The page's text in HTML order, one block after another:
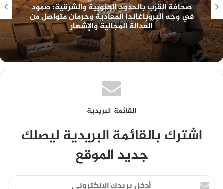
صحافة القرب بالحدود الجنوبية والشرقية: صمود
في وجه البروباغاندا المعادية وحرمان متواصل من
العدالة المجالية والإشهار
القائمة البريدية
اشترك بالقائمة البريدية ليصلك
جديد الموقع